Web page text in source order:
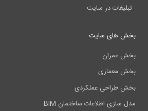
تبلیغات در سایت
بخش های سایت
بخش عمران
بخش معماری
بخش طراحی عملکردی
مدل سازی اطلاعات ساختمان BIM